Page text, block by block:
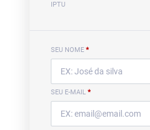
IPTU
SEU NOME *
SEU E-MAIL *